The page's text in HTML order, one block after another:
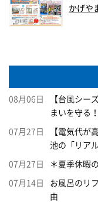
かげや
08月06日
【台風シー
まいを守る
07月27日
【電気代が
池の「リア
07月27日 ＊夏季休暇
07月14日
お風呂のリ
由